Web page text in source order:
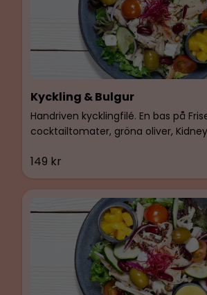
Kyckling & Bulgur
149 kr
Handriven kycklingfilé. En bas på
cocktailtomater, gröna oliver,